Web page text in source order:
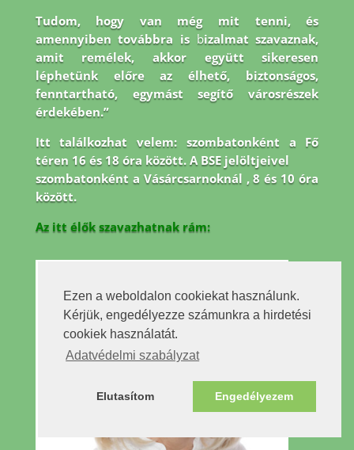
Ezen a weboldalon cookiekat használunk.
Kérjük, engedélyezze számunkra a hirdetési
cookiek használatát.
Adatvédelmi szabályzat
Elutasítom Engedélyezem
Tudom, hogy van még mit tenni, és
amennyiben továbbra is bizalmat szavaznak,
amit remélek, akkor együttsikeresen
léphetünk előre az élhető, biztonságos,
fenntartható, egymást segítő városrészek
érdekében.”
Itt találkozhat velem: szombatonként a Fő
téren 16 és 18 óra között. A BSE jelöltjeivel
szombatonként a Vásárcsarnoknál , 8 és 10 óra
között.
Az itt élők szavazhatnak rám: